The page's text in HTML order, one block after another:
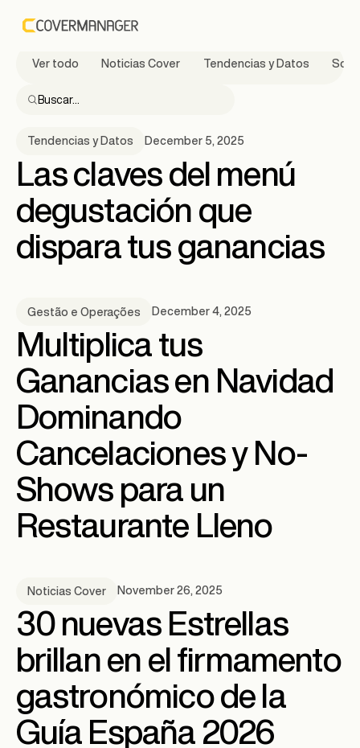
Todos losartículos de CoverManager
Ver todo Noticias Cover Tendencias y Datos
Tendencias y Datos December 5, 2025
Las claves del menú
degustación que
dispara tus ganancias
Gestão e Operações December 4, 2025
Multiplica tus
Ganancias en Navidad
Dominando
Cancelaciones y No-
Shows para un
Restaurante Lleno
Noticias Cover November 26, 2025
30 nuevas Estrellas
brillan en el firmamento
gastronómico de la
Guía España 2026